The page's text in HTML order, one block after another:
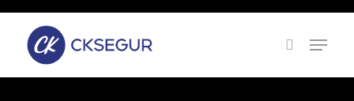
Skip